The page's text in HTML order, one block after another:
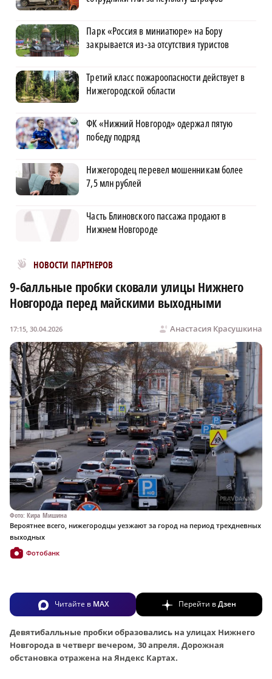
Парк «Россия в миниатюре» на Бору
закрывается из-за отсутствия туристов
Третий класс пожароопасности действует в
Нижегородской области
ФК «Нижний Новгород» одержал пятую
победу подряд
Нижегородец перевел мошенникам более
7,5 млн рублей
Часть Блиновского пассажа продают в
Нижнем Новгороде
НОВОСТИ ПАРТНЕРОВ
Новости МирТесен
9‑балльные пробки сковали улицы Нижнего
Новгорода перед майскими выходными
Анастасия Красушкина
17:15, 30.04.2026
Фото: Кира Мишина
Вероятнее всего, нижегородцы уезжают за город на период трехдневных
выходных
Фотобанк
Читайте в MAX Перейти вДзен
Девятибалльные пробки образовались на улицах Нижнего
Новгорода в четверг вечером, 30 апреля. Дорожная
обстановка отражена на Яндекс Картах.